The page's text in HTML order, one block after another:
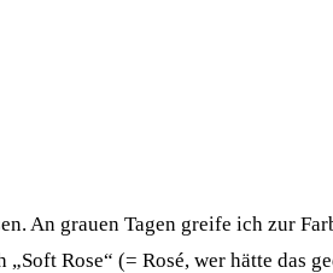
An grauen Tagen greife ich zur
Rose“ (= Rosé, wer hätte das